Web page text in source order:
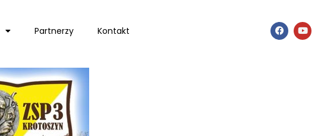
Partnerzy Kontakt